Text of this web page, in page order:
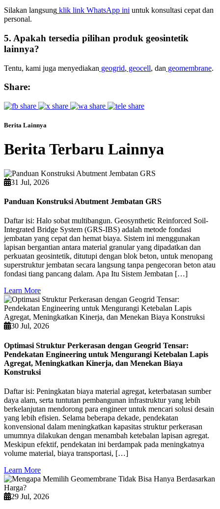
Silakan langsung klik link WhatsApp ini untuk konsultasi cepat dan
personal.
5. Apakah tersedia pilihan produk geosintetik
lainnya?
Tentu, kami juga menyediakan geogrid, geocell, dan geomembrane.
Share:
Berita Lainnya
Berita Terbaru Lainnya
31 Jul, 2026
Panduan Konstruksi Abutment Jembatan GRS
Daftar isi: Halo sobat multibangun. Geosynthetic Reinforced Soil-
Integrated Bridge System (GRS-IBS) adalah metode fondasi
jembatan yang cepat dan hemat biaya. Sistem ini menggunakan
lapisan bergantian antara material granular yang dipadatkan dan
perkuatan geosintetik, ditutupi dengan blok beton, untuk menopang
superstruktur jembatan secara langsung tanpa pengecoran beton atau
fondasi tiang pancang dalam. Apa Itu Sistem Jembatan […]
Learn More
30 Jul, 2026
Optimasi Struktur Perkerasan dengan Geogrid Tensar:
Pendekatan Engineering untuk Mengurangi Ketebalan Lapis
Agregat, Meningkatkan Kinerja, dan Menekan Biaya
Konstruksi
Daftar isi: Peningkatan biaya material agregat, keterbatasan sumber
daya alam, serta tuntutan pembangunan infrastruktur yang lebih
berkelanjutan mendorong para engineer untuk mencari solusi desain
yang lebih efisien. Selama beberapa dekade, pendekatan
konvensional dalam meningkatkan kapasitas struktur perkerasan
umumnya dilakukan dengan menambah ketebalan lapisan agregat.
Meskipun efektif, pendekatan ini berdampak pada meningkatnya
volume material, biaya transportasi, […]
Learn More
29 Jul, 2026